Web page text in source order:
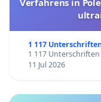
Verfahrens in
1 117
1 117 Unterschriften
11 Jul 2026